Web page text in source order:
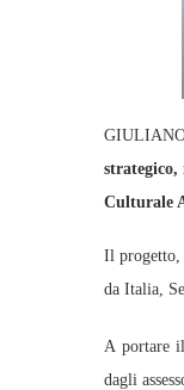
strategico,
Culturale
Il
da Italia,
A portare
dagli